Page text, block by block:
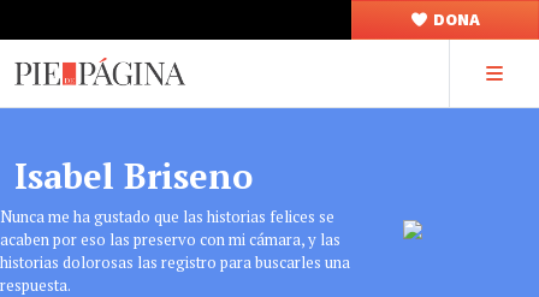
DONA
Isabel Briseno
Nunca me ha gustado que las historias felices se
acaben por eso las preservo con mi cámara, y las
historias dolorosas las registro para buscarles una
respuesta.